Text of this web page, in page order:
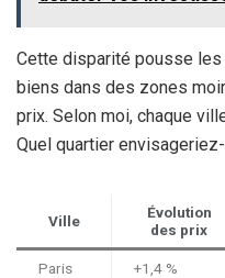
Cette disparité pousse
biens dans des zones
prix. Selon moi, chaque
Quel quartier
Ville
Évolution
des prix
Paris +1,4 %